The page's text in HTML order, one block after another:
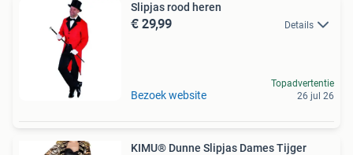
Slipjas rood heren
€ 29,99 Details
Bezoek website
Topadvertentie
26 jul 26
KIMU® Dunne Slipjas Dames Tijger